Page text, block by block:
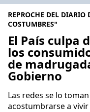
REPROCHE DEL
COSTUMBRES"
El País culpa
los
de
Gobierno
Las redes se lo
acostumbrarse a